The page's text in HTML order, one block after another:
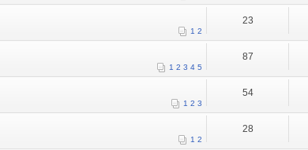
1 2
23
1 2 3 4 5
87
1 2 3
54
1 2
28